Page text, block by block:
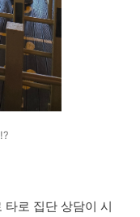
로 집단 상담이 시